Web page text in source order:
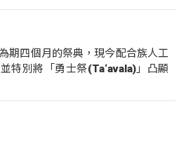
期四個月的祭典，現今配合族人工
特別將「勇士祭(Ta‘avala)」凸顯